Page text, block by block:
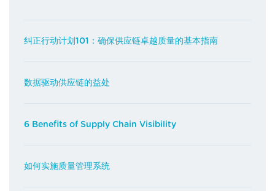
纠正行动计划101：确保供应链卓越质量的基本指南
数据驱动供应链的益处
6 Benefits of Supply Chain Visibility
如何实施质量管理系统